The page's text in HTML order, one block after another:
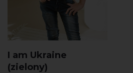
I am Ukraine
(zielony)